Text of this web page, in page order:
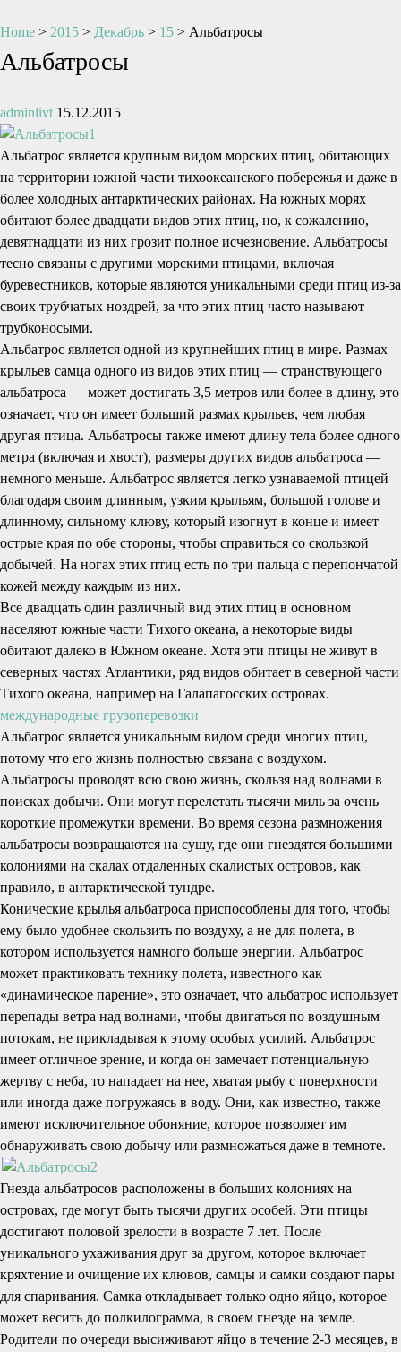
Home > 2015 > Декабрь > 15 > Альбатросы
Альбатросы
adminlivt 15.12.2015
Альбатрос является крупным видом морских птиц, обитающих
на территории южной части тихоокеанского побережья и даже в
более холодных антарктических районах. На южных морях
обитают более двадцати видов этих птиц, но, к сожалению,
девятнадцати из них грозит полное исчезновение. Альбатросы
тесно связаны с другими морскими птицами, включая
буревестников, которые являются уникальными среди птиц из-за
своих трубчатых ноздрей, за что этих птиц часто называют
трубконосыми.
Альбатрос является одной из крупнейших птиц в мире. Размах
крыльев самца одного из видов этих птиц — странствующего
альбатроса — может достигать 3,5 метров или более в длину, это
означает, что он имеет больший размах крыльев, чем любая
другая птица. Альбатросы также имеют длину тела более одного
метра (включая и хвост), размеры других видов альбатроса —
немного меньше. Альбатрос является легко узнаваемой птицей
благодаря своим длинным, узким крыльям, большой голове и
длинному, сильному клюву, который изогнут в конце и имеет
острые края по обе стороны, чтобы справиться со скользкой
добычей. На ногах этих птиц есть по три пальца с перепончатой
кожей между каждым из них.
Все двадцать один различный вид этих птиц в основном
населяют южные части Тихого океана, а некоторые виды
обитают далеко в Южном океане. Хотя эти птицы не живут в
северных частях Атлантики, ряд видов обитает в северной части
Тихого океана, например на Галапагосских островах.
международные грузоперевозки
Альбатрос является уникальным видом среди многих птиц,
потому что его жизнь полностью связана с воздухом.
Альбатросы проводят всю свою жизнь, скользя над волнами в
поисках добычи. Они могут перелетать тысячи миль за очень
короткие промежутки времени. Во время сезона размножения
альбатросы возвращаются на сушу, где они гнездятся большими
колониями на скалах отдаленных скалистых островов, как
правило, в антарктической тундре.
Конические крылья альбатроса приспособлены для того, чтобы
ему было удобнее скользить по воздуху, а не для полета, в
котором используется намного больше энергии. Альбатрос
может практиковать технику полета, известного как
«динамическое парение», это означает, что альбатрос использует
перепады ветра над волнами, чтобы двигаться по воздушным
потокам, не прикладывая к этому особых усилий. Альбатрос
имеет отличное зрение, и когда он замечает потенциальную
жертву с неба, то нападает на нее, хватая рыбу с поверхности
или иногда даже погружаясь в воду. Они, как известно, также
имеют исключительное обоняние, которое позволяет им
обнаруживать свою добычу или размножаться даже в темноте.
Гнезда альбатросов расположены в больших колониях на
островах, где могут быть тысячи других особей. Эти птицы
достигают половой зрелости в возрасте 7 лет. После
уникального ухаживания друг за другом, которое включает
кряхтение и очищение их клювов, самцы и самки создают пары
для спаривания. Самка откладывает только одно яйцо, которое
может весить до полкилограмма, в своем гнезде на земле.
Родители по очереди высиживают яйцо в течение 2-3 месяцев, в